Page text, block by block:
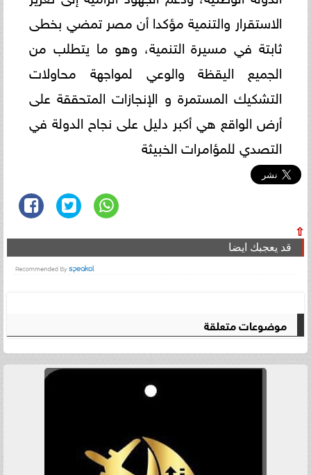
الاستقرار والتنمية مؤكدا أن مصر تمضي بخطى
ثابتة في مسيرة التنمية، وهو ما يتطلب من
الجميع اليقظة والوعي لمواجهة محاولات
التشكيك المستمرة و الإنجازات المتحققة على
أرض الواقع هي أكبر دليل على نجاح الدولة في
التصدي للمؤامرات الخبيثة
⇧
قد يعجبك ايضا
موضوعات متعلقة